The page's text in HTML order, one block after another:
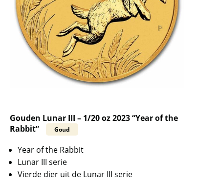
Gouden Lunar III – 1/20 oz 2023 “Year of the
Rabbit”
Goud
Year of the Rabbit
Lunar III serie
Vierde dier uit de Lunar III serie